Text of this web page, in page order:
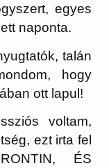
egyes
naponta.
talán
hogy
ott lapul!
voltam,
ezt irta fel
ÉS